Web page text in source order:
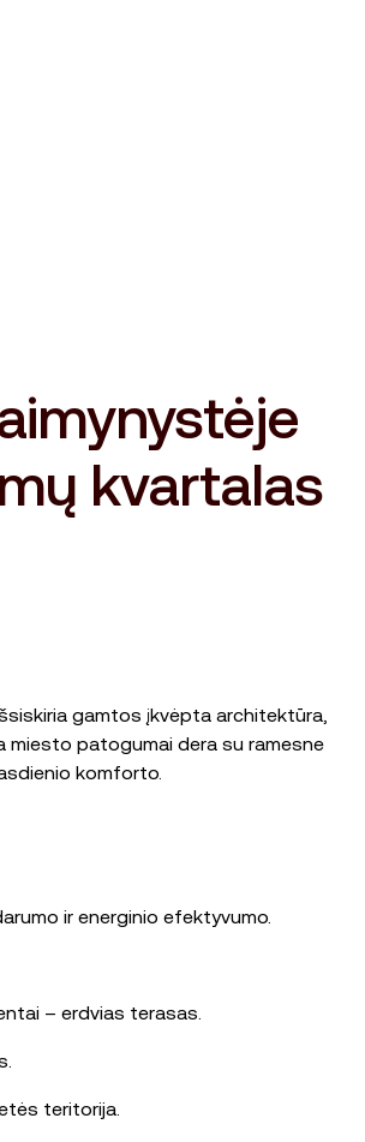
kvartalas
gamtos įkvėpta architektūra,
miesto patogumai dera su ramesne
komforto.
ir energinio efektyvumo.
– erdvias terasas.
teritorija.